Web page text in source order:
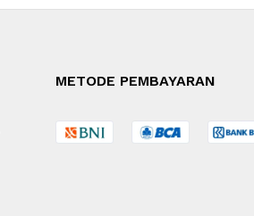
METODE PEMBAYARAN